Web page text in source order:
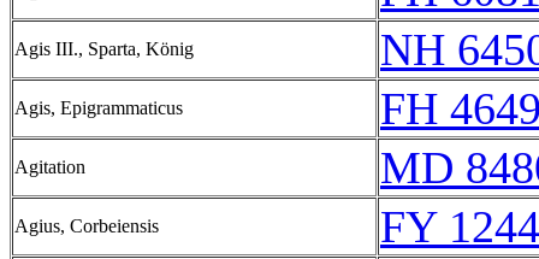
Agis III., Sparta, König NH
Agis, Epigrammaticus FH
Agitation MD
Agius, Corbeiensis FY